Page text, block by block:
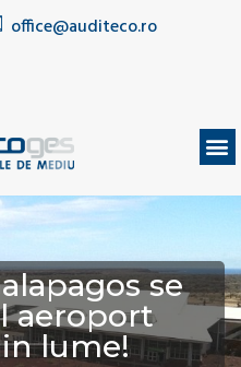
office@auditeco.ro
se
aeroport
lume!